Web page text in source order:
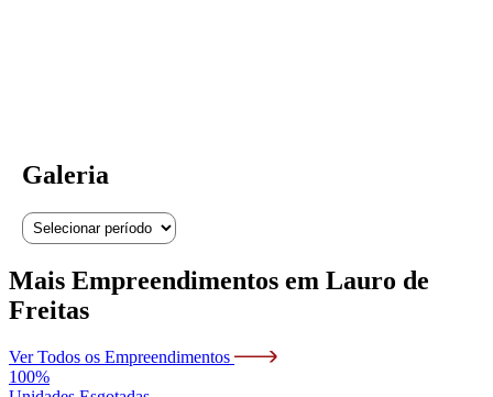
Galeria
Mais Empreendimentos em Lauro de
Freitas
Ver Todos os Empreendimentos
100%